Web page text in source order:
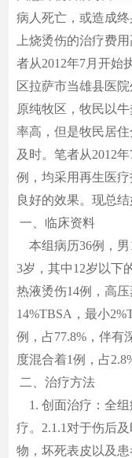
病人死亡，或造成
上烧烫伤的治疗费
者从2012年7月开始
区拉萨市当雄县医
原纯牧区，牧民以
率高，但是牧民居
及时。笔者从2012
例，均采用再生医
良好的效果。现总结
一、临床资料
本组病历36例，男
3岁，其中12岁以下
热液烫伤14例，高
14%TBSA，最小
例，占77.8%，伴有
度混合着1例，占
二、治疗方法
1 .创面治疗：全
疗。2.1.1对于伤后
物，坏死表皮以及